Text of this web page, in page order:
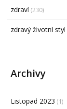
zdraví(230)
zdravý životní styl
Archivy
Listopad 2023 (1)